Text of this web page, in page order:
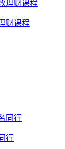
财课程
行